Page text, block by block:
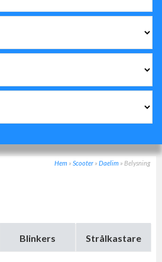
Hem » Scooter » Daelim » Belysning
Blinkers Strålkastare